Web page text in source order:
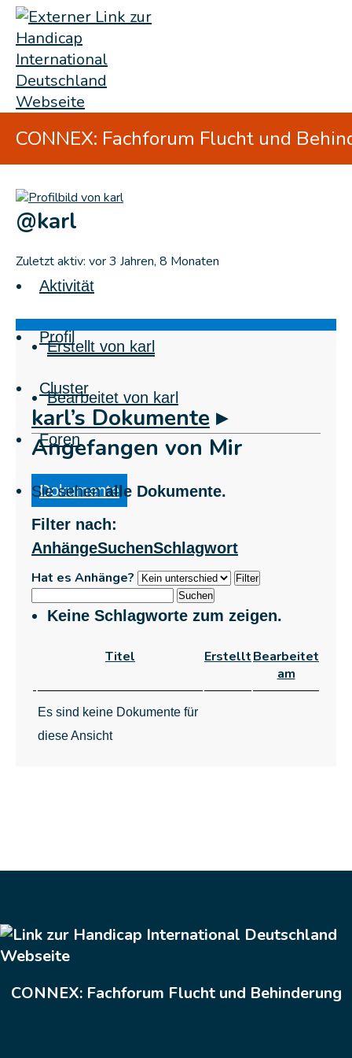
CONNEX: Fachforum Flucht und
@karl
Zuletzt aktiv: vor 3 Jahren, 8 Monaten
Aktivität
Profil
Cluster
Foren
Dokumente
Erstellt von karl
Bearbeitet von karl
karl’s Dokumente ▸
Angefangen von Mir
Sie sehenalle Dokumente.
Filter nach:
AnhängeSuchenSchlagwort
Hat es Anhänge?
Suchen
Keine Schlagworte zum zeigen.
Titel ErstelltBearbeitet
am
Es sind keine Dokumente für
diese Ansicht
CONNEX: Fachforum Flucht und Behinderung